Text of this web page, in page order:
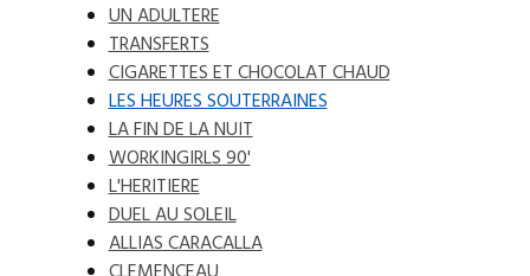
UN ADULTERE
TRANSFERTS
CIGARETTES ET CHOCOLAT CHAUD
LES HEURES SOUTERRAINES
LA FIN DE LA NUIT
WORKINGIRLS 90'
L'HERITIERE
DUEL AU SOLEIL
ALLIAS CARACALLA